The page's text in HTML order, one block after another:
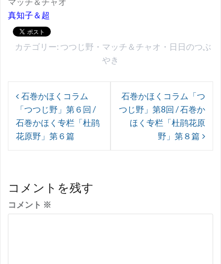
真知子＆超
カテゴリー: つつじ野 ・ マッチ＆チャオ ・ 日日のつぶ
やき
投
稿
ナ
ビ
シ
ョ
ン
石巻かほくコラム
「つつじ野」第６回 /
石巻かほく专栏「杜鹃
花原野」第６篇
石巻かほくコラム「つ
つじ野」第8回 / 石巻か
ほく专栏「杜鹃花原
野」第８篇
コメントを残す
コメント ※